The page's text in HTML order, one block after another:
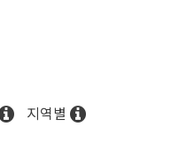
지역별